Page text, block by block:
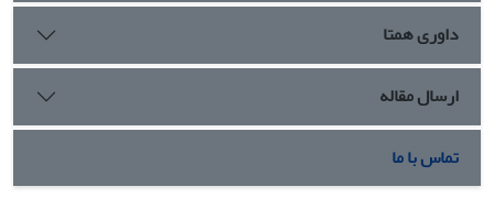
داوری همتا
ارسال مقاله
تماس با ما